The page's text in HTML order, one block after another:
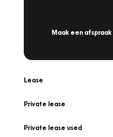
Maak een afspraak
Lease
Private lease
Private lease used